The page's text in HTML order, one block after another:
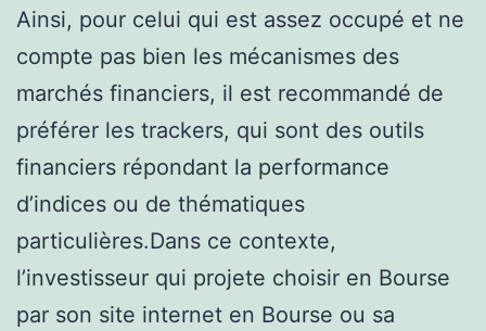
Ainsi, pour celui qui est assez occupé et ne
compte pas bien les mécanismes des
marchés financiers, il est recommandé de
préférer les trackers, qui sont des outils
financiers répondant la performance
d’indices ou de thématiques
particulières.Dans ce contexte,
l’investisseur qui projete choisir en Bourse
par son site internet en Bourse ou sa